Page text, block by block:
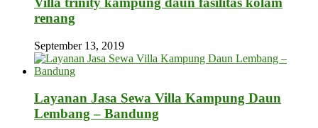
renang
September 13, 2019
Layanan Jasa Sewa Villa Kampung Daun
Lembang – Bandung